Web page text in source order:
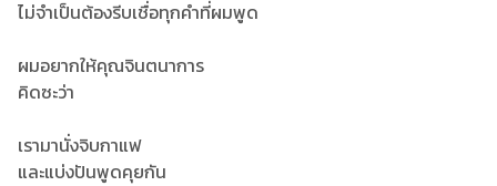
ไม่จำเป็นต้องรีบเชื่อทุกคำที่ผมพูด
ผมอยากให้คุณจินตนาการ
คิดซะว่า
เรามานั่งจิบกาแฟ
และแบ่งปันพูดคุยกัน